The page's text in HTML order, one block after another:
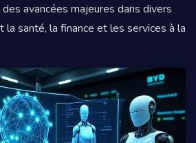
avancées majeures dans divers
la santé, la finance et les services à la